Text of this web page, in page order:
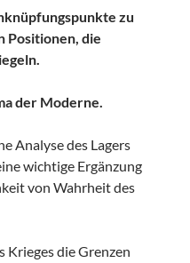
zu
Positionen, die
der Moderne.
Analyse des Lagers
wichtige Ergänzung
von Wahrheit des
Krieges die Grenzen